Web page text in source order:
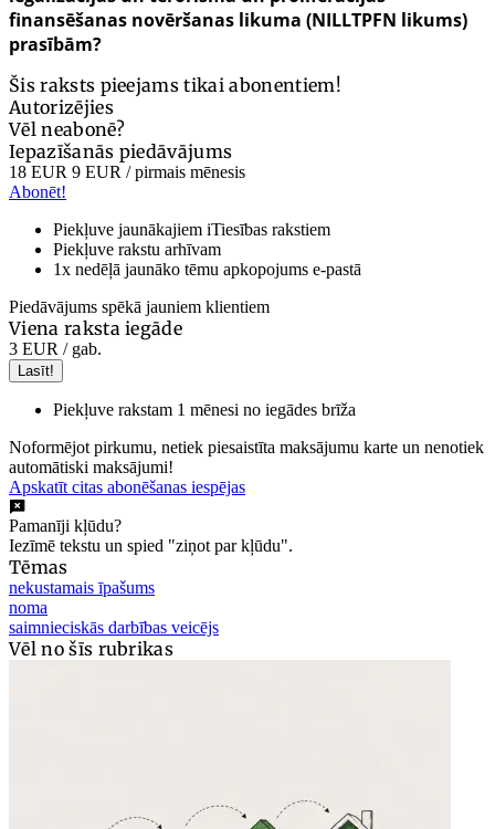
finansēšanas novēršanas likuma (NILLTPFN likums)
prasībām?
Šis raksts pieejams tikai abonentiem!
Autorizējies
Vēl neabonē?
Iepazīšanās piedāvājums
18 EUR 9 EUR / pirmais mēnesis
Abonēt!
Piekļuve jaunākajiem iTiesības rakstiem
Piekļuve rakstu arhīvam
1x nedēļā jaunāko tēmu apkopojums e-pastā
Piedāvājums spēkā jauniem klientiem
Viena raksta iegāde
3 EUR / gab.
Lasīt!
Piekļuve rakstam 1 mēnesi no iegādes brīža
Noformējot pirkumu, netiek piesaistīta maksājumu karte un nenotiek
automātiski maksājumi!
Apskatīt citas abonēšanas iespējas
Pamanīji kļūdu?
Iezīmē tekstu un spied "ziņot par kļūdu".
Tēmas
nekustamais īpašums
noma
saimnieciskās darbības veicējs
Vēl no šīs rubrikas